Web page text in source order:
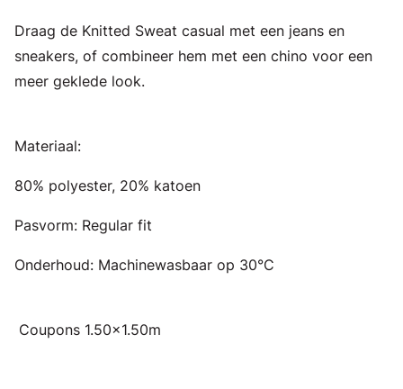
Draag de Knitted Sweat casual met een jeans en
sneakers, of combineer hem met een chino voor een
meer geklede look.
Materiaal:
80% polyester, 20% katoen
Pasvorm: Regular fit
Onderhoud: Machinewasbaar op 30°C
Coupons 1.50x1.50m